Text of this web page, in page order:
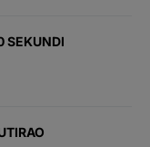
SEKUNDI